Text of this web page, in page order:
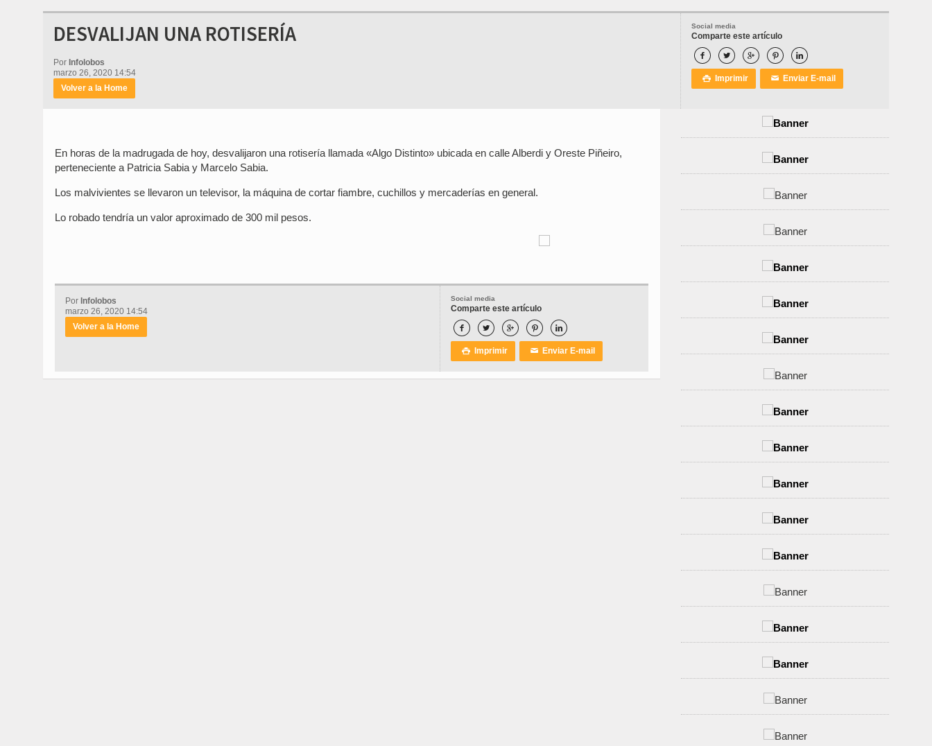
Social media
Comparte este artículo
    
 Imprimir ✉ Enviar E-mail
DESVALIJAN UNA ROTISERÍA
Por Infolobos
marzo 26, 2020 14:54
Volver a la Home
En horas de la madrugada de hoy, desvalijaron una rotisería llamada «Algo Distinto» ubicada en calle Alberdi y Oreste Piñeiro,
perteneciente a Patricia Sabia y Marcelo Sabia.
Los malvivientes se llevaron un televisor, la máquina de cortar fiambre, cuchillos y mercaderías en general.
Lo robado tendría un valor aproximado de 300 mil pesos.
Social media
Comparte este artículo
    
 Imprimir ✉ Enviar E-mail
Por Infolobos
marzo 26, 2020 14:54
Volver a la Home